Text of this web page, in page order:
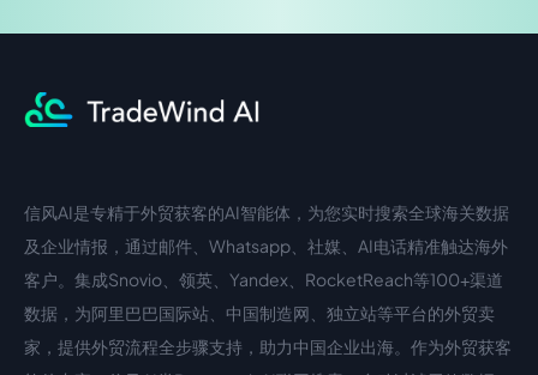
中文入口
信风AI是专精于外贸获客的AI智能体，为您实时搜索全球海关数据
及企业情报，通过邮件、Whatsapp、社媒、AI电话精准触达海外
客户。集成Snovio、领英、Yandex、RocketReach等100+渠道
数据，为阿里巴巴国际站、中国制造网、独立站等平台的外贸卖
家，提供外贸流程全步骤支持，助力中国企业出海。作为外贸获客